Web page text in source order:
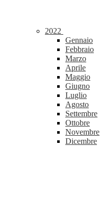
2022
Gennaio
Febbraio
Marzo
Aprile
Maggio
Giugno
Luglio
Agosto
Settembre
Ottobre
Novembre
Dicembre